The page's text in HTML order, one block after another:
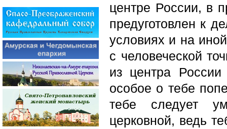
центре России, в
предуготовлен к
условиях и на
с человеческой
из центра
особое о тебе
тебе следует
церковной, ведь